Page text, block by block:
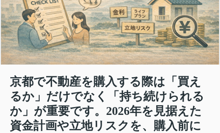
京都で不動産を購入する際は「買え
るか」だけでなく「持ち続けられる
か」が重要です。2026年を見据えた
資金計画や立地リスクを、購入前に